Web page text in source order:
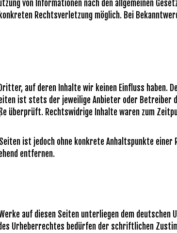
von Informationen nach den allgemeinen
Rechtsverletzung möglich. Bei
auf deren Inhalte wir keinen Einfluss haben.
ist stets der jeweilige Anbieter oder
überprüft. Rechtswidrige Inhalte waren zum
ist jedoch ohne konkrete Anhaltspunkte
entfernen.
auf diesen Seiten unterliegen dem
Urheberrechtes bedürfen der schriftlichen